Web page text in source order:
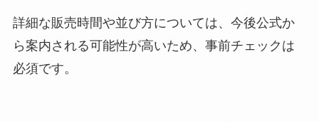
詳細な販売時間や並び方については、今後公式か
ら案内される可能性が高いため、事前チェックは
必須です。